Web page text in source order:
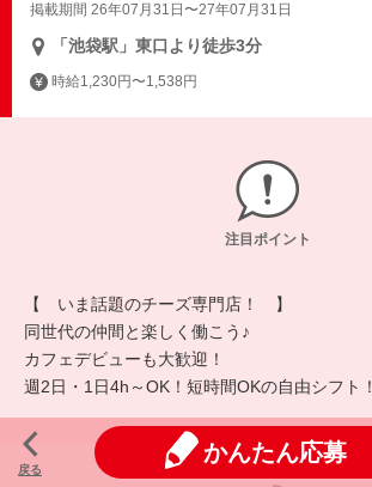
掲載期間 26年07月31日〜27年07月31日
「池袋駅」東口より徒歩3分
時給1,230円〜1,538円
注目ポイント
【 いま話題のチーズ専門店！ 】
同世代の仲間と楽しく働こう♪
カフェデビューも大歓迎！
週2日・1日4h～OK！短時間OKの自由シフト！
戻る
かんたん応募